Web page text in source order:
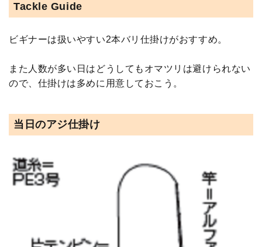
Tackle Guide
ビギナーは扱いやすい2本バリ仕掛けがおすすめ。
また人数が多い日はどうしてもオマツリは避けられない
ので、仕掛けは多めに用意しておこう。
当日のアジ仕掛け